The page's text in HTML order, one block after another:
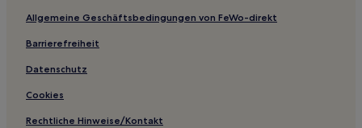
Hotel-Resorts in Paradise Island
Villen in Love Beach
Villen in Yamacraw Beach
Ferienwohnungen in Yamacraw Beach
Hotel-Resorts in Saunders Beach
Allgemeine Geschäftsbedingungen von FeWo-direkt
Barrierefreiheit
Datenschutz
Cookies
Rechtliche Hinweise/Kontakt